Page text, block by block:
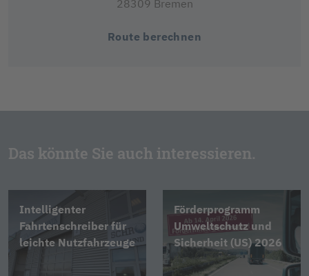
28309 Bremen
Route berechnen
Das könnte Sie auch interessieren.
Intelligenter
Fahrtenschreiber für
leichte Nutzfahrzeuge
Förderprogramm
Umweltschutz und
Sicherheit (US) 2026